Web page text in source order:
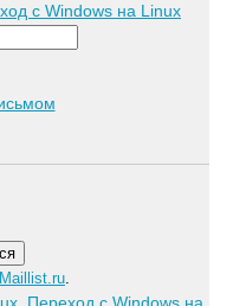
с Windows на Linux
.